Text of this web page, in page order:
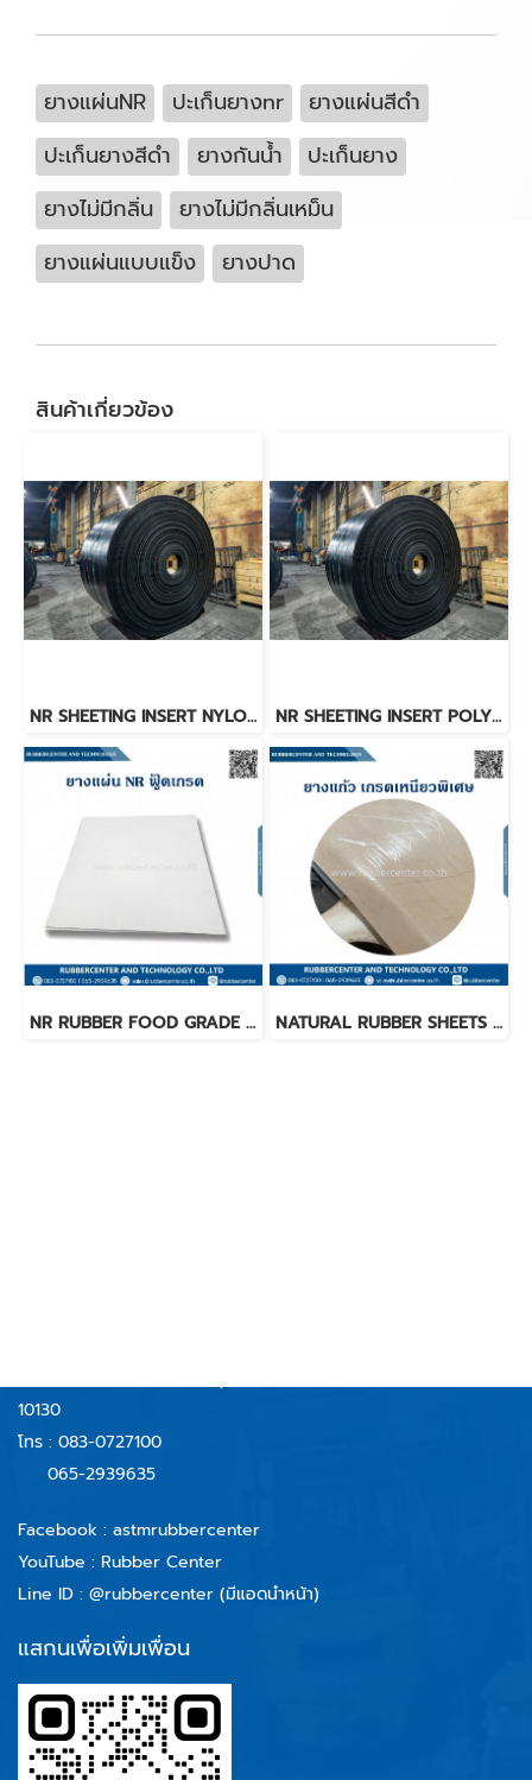
ยางแผ่นNR ปะเก็นยางnr
ยางแผ่นสีดำ
ปะเก็นยางสีดำ
ยางกันน้ำ
ปะเก็นยาง
ยางไม่มีกลิ่น
ยางไม่มีกลิ่นเหม็น
ยางแผ่นแบบแข็ง
ยางปาด
สินค้าเกี่ยวข้อง
NR SHEETING INSERT NYLON(ยางแผ่น NR เสริมเส้นใยไนลอน) NR SHEETING INSERT POLYESTER(ยางแผ่น NR เสริมเส้นใยสังเคราะห์)
NR RUBBER FOOD GRADE (ยางแผ่นNRฟู้ดเกรด) NATURAL RUBBER SHEETS BROWN COLOR (ยางแก้วเกรดเหนียวพิเศษ)
10130
โทร : 083-0727100
065-2939635
Facebook : astmrubbercenter
YouTube : Rubber Center
Line ID : @rubbercenter (มีแอดนำหน้า)
แสกนเพื่อเพิ่มเพื่อน